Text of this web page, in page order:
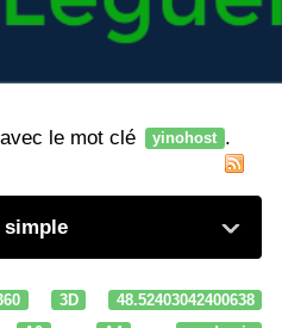
le mot clé yinohost .
simple
3D
48.52403042400638